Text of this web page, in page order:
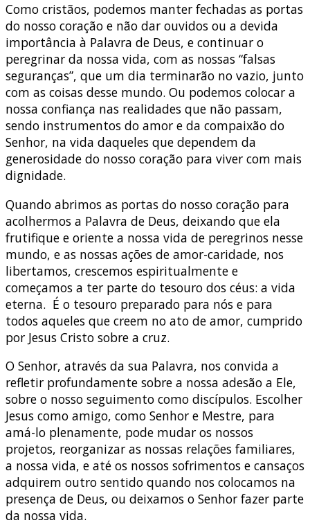
Como cristãos, podemos manter fechadas as portas
do nosso coração e não dar ouvidos ou a devida
importância à Palavra de Deus, e continuar o
peregrinar da nossa vida, com as nossas “falsas
seguranças”, que um dia terminarão no vazio, junto
com as coisas desse mundo. Ou podemos colocar a
nossa confiança nas realidades que não passam,
sendo instrumentos do amor e da compaixão do
Senhor, na vida daqueles que dependem da
generosidade do nosso coração para viver com mais
dignidade.
Quando abrimos as portas do nosso coração para
acolhermos a Palavra de Deus, deixando que ela
frutifique e oriente a nossa vida de peregrinos nesse
mundo, e as nossas ações de amor-caridade, nos
libertamos, crescemos espiritualmente e
começamos a ter parte do tesouro dos céus: a vida
eterna. É o tesouro preparado para nós e para
todos aqueles que creem no ato de amor, cumprido
por Jesus Cristo sobre a cruz.
O Senhor, através da sua Palavra, nos convida a
refletir profundamente sobre a nossa adesão a Ele,
sobre o nosso seguimento como discípulos. Escolher
Jesus como amigo, como Senhor e Mestre, para
amá-lo plenamente, pode mudar os nossos
projetos, reorganizar as nossas relações familiares,
a nossa vida, e até os nossos sofrimentos e cansaços
adquirem outro sentido quando nos colocamos na
presença de Deus, ou deixamos o Senhor fazer parte
da nossa vida.